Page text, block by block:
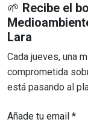
🌱 Recibe el
Lara
Cada jueves, una
comprometida
está pasando al
Añade tu email*